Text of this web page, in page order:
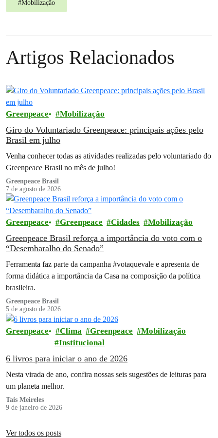
#Mobilização
Artigos Relacionados
Greenpeace Mobilização
Giro do Voluntariado Greenpeace: principais ações pelo
Brasil em julho
Venha conhecer todas as atividades realizadas pelo voluntariado do
Greenpeace Brasil no mês de julho!
Greenpeace Brasil
7 de agosto de 2026
Greenpeace Greenpeace Cidades Mobilização
Greenpeace Brasil reforça a importância do voto com o
“Desembaralho do Senado”
Ferramenta faz parte da campanha #votaquevale e apresenta de
forma didática a importância da Casa na composição da política
brasileira.
Greenpeace Brasil
5 de agosto de 2026
Greenpeace Clima Greenpeace
Mobilização
Institucional
6 livros para iniciar o ano de 2026
Nesta virada de ano, confira nossas seis sugestões de leituras para
um planeta melhor.
Taís Meireles
9 de janeiro de 2026
Ver todos os posts